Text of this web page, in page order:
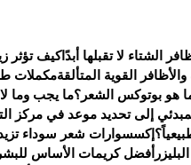
الشتاء لا تقبلها أبدًاكيف تؤثر
القوية المتألقةمكملات
هو بوتوكس الشعر؟ما يجب وما
إلى تحديد موعد في مركز
إكسسوارات شعر سوداء
أفضل كريمات الأساس